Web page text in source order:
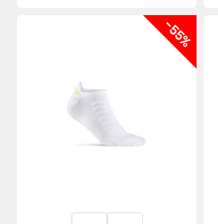
-55%